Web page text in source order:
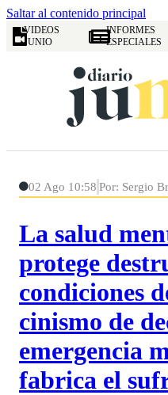
Saltar al contenido principal
VIDEOS
JUNIO
INFORMES
ESPECIALES
02 Ago 10:58 Por: Sergio
La salud
protege
condiciones
cinismo de
emergencia
fabrica el